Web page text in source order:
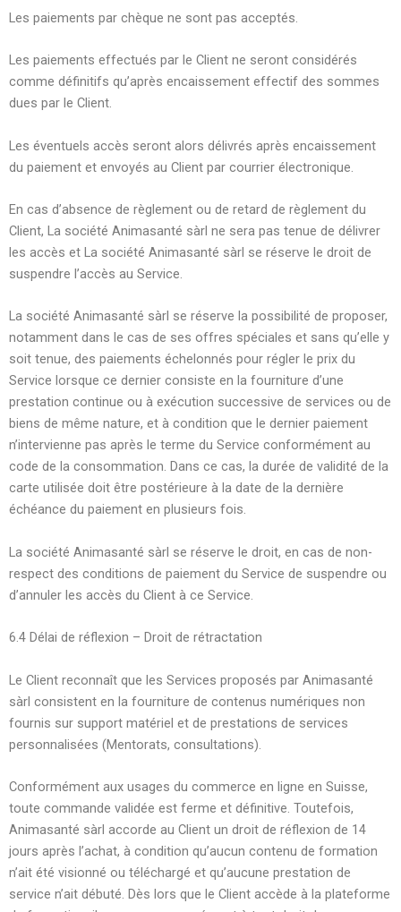
Les paiements par chèque ne sont pas acceptés.
Les paiements effectués par le Client ne seront considérés
comme définitifs qu’après encaissement effectif des sommes
dues par le Client.
Les éventuels accès seront alors délivrés après encaissement
du paiement et envoyés au Client par courrier électronique.
En cas d’absence de règlement ou de retard de règlement du
Client, La société Animasanté sàrl ne sera pas tenue de délivrer
les accès et La société Animasanté sàrl se réserve le droit de
suspendre l’accès au Service.
La société Animasanté sàrl se réserve la possibilité de proposer,
notamment dans le cas de ses offres spéciales et sans qu’elle y
soit tenue, des paiements échelonnés pour régler le prix du
Service lorsque ce dernier consiste en la fourniture d’une
prestation continue ou à exécution successive de services ou de
biens de même nature, et à condition que le dernier paiement
n’intervienne pas après le terme du Service conformément au
code de la consommation. Dans ce cas, la durée de validité de la
carte utilisée doit être postérieure à la date de la dernière
échéance du paiement en plusieurs fois.
La société Animasanté sàrl se réserve le droit, en cas de non-
respect des conditions de paiement du Service de suspendre ou
d’annuler les accès du Client à ce Service.
6.4 Délai de réflexion – Droit de rétractation
Le Client reconnaît que les Services proposés par Animasanté
sàrl consistent en la fourniture de contenus numériques non
fournis sur support matériel et de prestations de services
personnalisées (Mentorats, consultations).
Conformément aux usages du commerce en ligne en Suisse,
toute commande validée est ferme et définitive. Toutefois,
Animasanté sàrl accorde au Client un droit de réflexion de 14
jours après l’achat, à condition qu’aucun contenu de formation
n’ait été visionné ou téléchargé et qu’aucune prestation de
service n’ait débuté. Dès lors que le Client accède à la plateforme